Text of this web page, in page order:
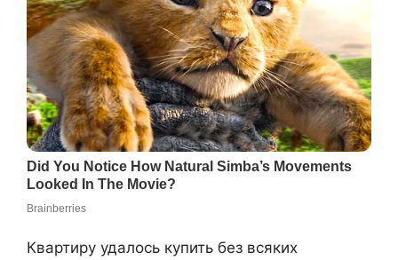
Квартиру удалось купить без всяких